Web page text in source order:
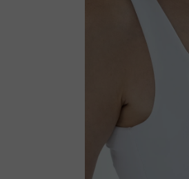
TRIKO S HLUBOKÝM
DLOUHÝ RUKÁV - BÍLÁ